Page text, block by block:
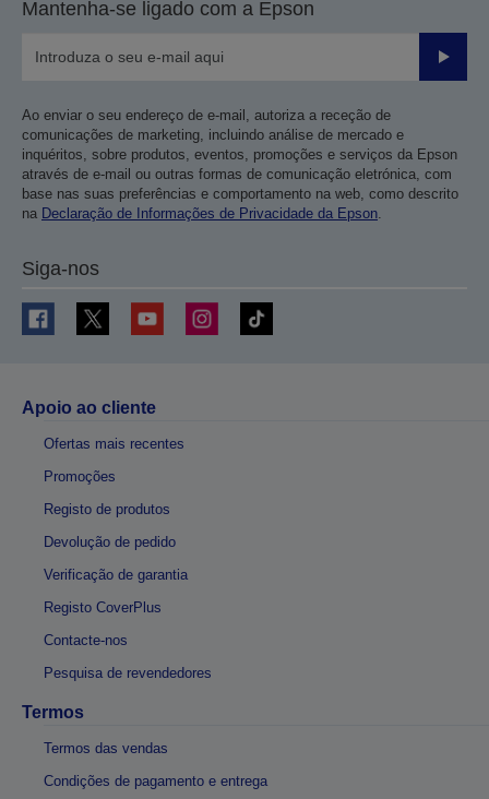
Mantenha-se ligado com a Epson
Enviar
Ao enviar o seu endereço de e-mail, autoriza a receção de
comunicações de marketing, incluindo análise de mercado e
inquéritos, sobre produtos, eventos, promoções e serviços da Epson
através de e-mail ou outras formas de comunicação eletrónica, com
base nas suas preferências e comportamento na web, como descrito
na Declaração de Informações de Privacidade da Epson.
Siga-nos
Apoio ao cliente
Ofertas mais recentes
Promoções
Registo de produtos
Devolução de pedido
Verificação de garantia
Registo CoverPlus
Contacte-nos
Pesquisa de revendedores
Termos
Termos das vendas
Condições de pagamento e entrega